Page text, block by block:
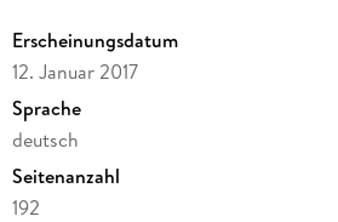
Erscheinungsdatum
12. Januar 2017
Sprache
deutsch
Seitenanzahl
192